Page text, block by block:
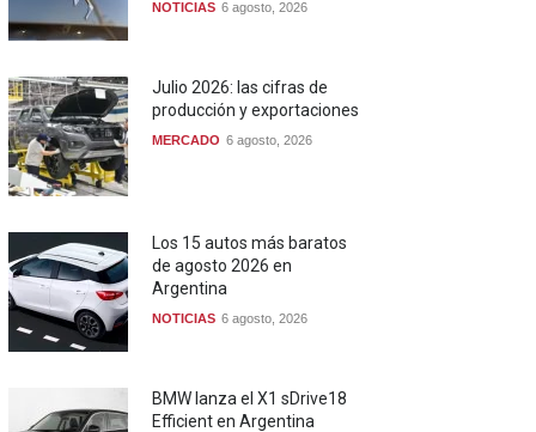
NOTICIAS 6 agosto, 2026
Julio 2026: las cifras de
producción y exportaciones
MERCADO 6 agosto, 2026
Los 15 autos más baratos
de agosto 2026 en
Argentina
NOTICIAS 6 agosto, 2026
BMW lanza el X1 sDrive18
Efficient en Argentina